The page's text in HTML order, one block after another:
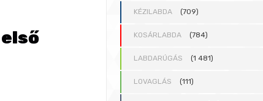
KÉZILABDA (709)
KOSÁRLABDA (784)
LABDARÚGÁS (1 481)
LOVAGLÁS (111)